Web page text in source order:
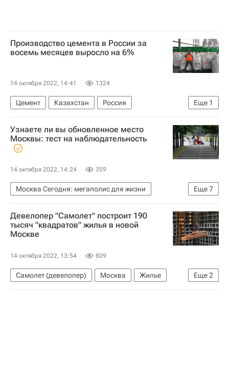
Производство цемента в России за
восемь месяцев выросло на 6%
14 октября 2022, 14:41 1324
Еще 1
Цемент Казахстан
Россия
Стройматериалы
Узнаете ли вы обновленное место
Москвы: тест на наблюдательность
14 октября 2022, 14:24 359
Еще7
Москва Сегодня: мегаполис для жизни
Викторины
Москва
Городское хозяйство Москвы
Городская среда
Комплекс городского хозяйства Москвы
Благоустройство
Город: детали – РИА Недвижимость
Девелопер "Самолет" построит 190
тысяч "квадратов" жилья в новой
Москве
14 октября 2022, 13:54 809
Еще2
Самолет (девелопер) Москва
Жилье
Строительство
Девелоперы